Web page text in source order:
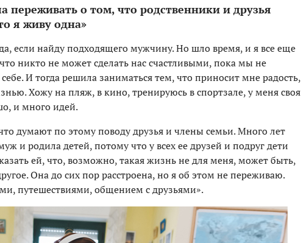
переживать о том, что родственники и друзья
я живу одна»
если найду подходящего мужчину. Но шло время, и я все еще
никто не может сделать нас счастливыми, пока мы не
И тогда решила заниматься тем, что приносит мне радость,
Хожу на пляж, в кино, тренируюсь в спортзале, у меня своя
и много идей.
думают по этому поводу друзья и члены семьи. Много лет
и родила детей, потому что у всех ее друзей и подруг дети
ей, что, возможно, такая жизнь не для меня, может быть,
Она до сих пор расстроена, но я об этом не переживаю.
путешествиями, общением с друзьями».